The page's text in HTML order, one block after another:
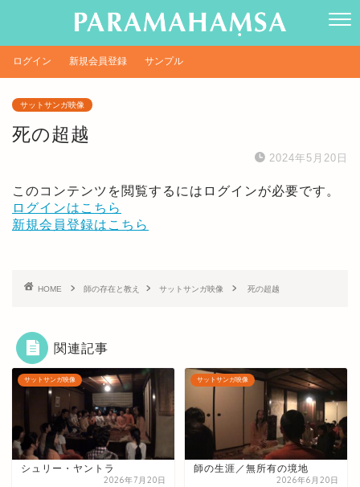
ログイン 新規会員登録 サンプル
サットサンガ映像
死の超越
2024年5月20日
このコンテンツを閲覧するにはログインが必要です。
ログインはこちら
新規会員登録はこちら
HOME 師の存在と教え サットサンガ映像 死の超越
関連記事
サットサンガ映像
シュリー・ヤントラ
2026年7月20日
サットサンガ映像
師の生涯／無所有の境地
2026年6月20日